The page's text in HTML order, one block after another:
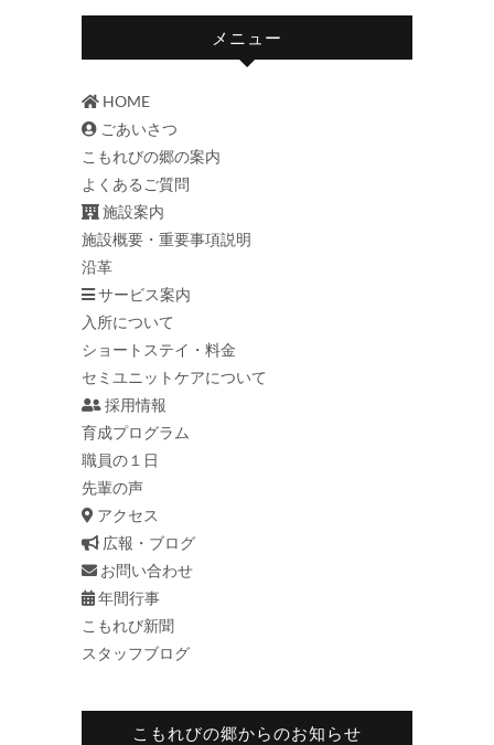
メニュー
HOME
ごあいさつ
こもれびの郷の案内
よくあるご質問
施設案内
施設概要・重要事項説明
沿革
サービス案内
入所について
ショートステイ・料金
セミユニットケアについて
採用情報
育成プログラム
職員の１日
先輩の声
アクセス
広報・ブログ
お問い合わせ
年間行事
こもれび新聞
スタッフブログ
こもれびの郷からのお知らせ